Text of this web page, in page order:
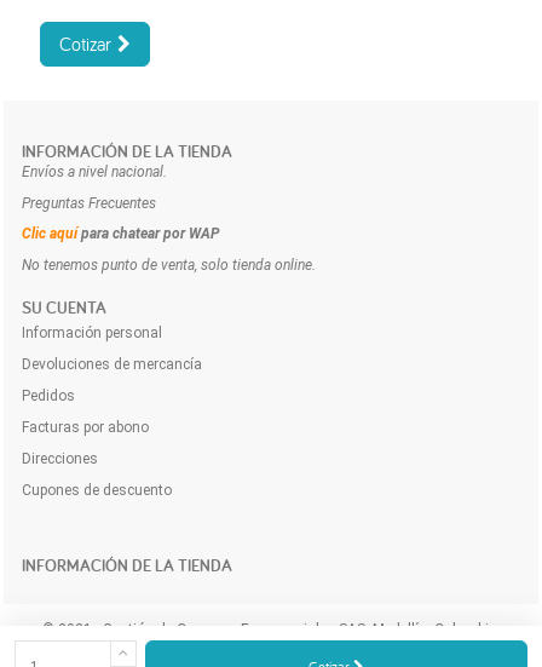
Cotizar
INFORMACIÓN DE LA TIENDA
Envíos a nivel nacional.
Preguntas Frecuentes
Clic aquí para chatear por WAP
No tenemos punto de venta, solo tienda online.
INFORMACIÓN DE LA TIENDA
SU CUENTA
Información personal
Devoluciones de mercancía
Pedidos
Facturas por abono
Direcciones
Cupones de descuento
© 2021 - Gestión de Compras Empresariales SAS. Medellín, Colombia.
Compra y cotiza los productos e insumos para tu empresa a domicilio y